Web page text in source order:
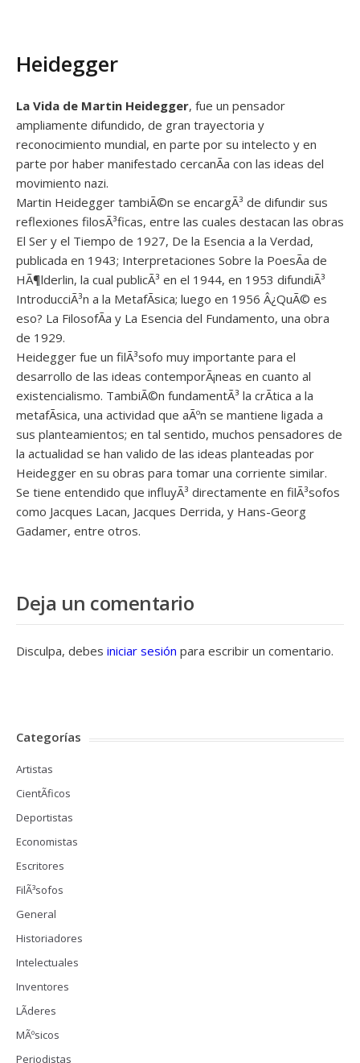
Heidegger
La Vida de Martin Heidegger, fue un pensador
ampliamente difundido, de gran trayectoria y
reconocimiento mundial, en parte por su intelecto y en
parte por haber manifestado cercanÃ­a con las ideas del
movimiento nazi.
Martin Heidegger tambiÃ©n se encargÃ³ de difundir sus
reflexiones filosÃ³ficas, entre las cuales destacan las obras
El Ser y el Tiempo de 1927, De la Esencia a la Verdad,
publicada en 1943; Interpretaciones Sobre la PoesÃ­a de
HÃ¶lderlin, la cual publicÃ³ en el 1944, en 1953 difundiÃ³
IntroducciÃ³n a la MetafÃ­sica; luego en 1956 Â¿QuÃ© es
eso? La FilosofÃ­a y La Esencia del Fundamento, una obra
de 1929.
Heidegger fue un filÃ³sofo muy importante para el
desarrollo de las ideas contemporÃ¡neas en cuanto al
existencialismo. TambiÃ©n fundamentÃ³ la crÃ­tica a la
metafÃ­sica, una actividad que aÃºn se mantiene ligada a
sus planteamientos; en tal sentido, muchos pensadores de
la actualidad se han valido de las ideas planteadas por
Heidegger en su obras para tomar una corriente similar.
Se tiene entendido que influyÃ³ directamente en filÃ³sofos
como Jacques Lacan, Jacques Derrida, y Hans-Georg
Gadamer, entre otros.
Deja un comentario
Disculpa, debes iniciar sesión para escribir un comentario.
Categorías
Artistas
CientÃ­ficos
Deportistas
Economistas
Escritores
FilÃ³sofos
General
Historiadores
Intelectuales
Inventores
LÃ­deres
MÃºsicos
Periodistas